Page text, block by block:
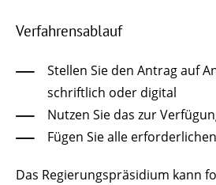
Verfahrensablauf
Stellen Sie den Antrag auf
schriftlich oder digital
Nutzen Sie das zur
Fügen Sie alle
Das Regierungspräsidium kann